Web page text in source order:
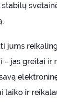
jums
– jas greitai ir
laiko ir